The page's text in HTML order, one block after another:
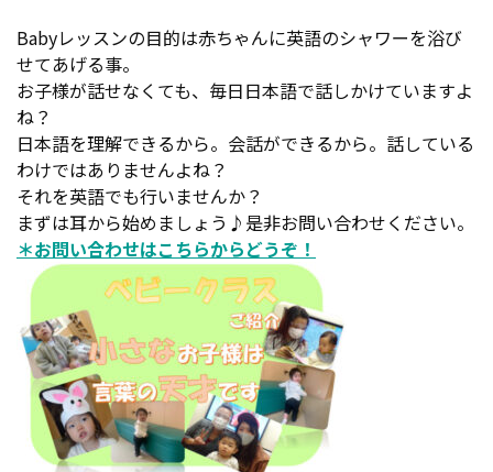
Babyレッスンの目的は赤ちゃんに英語のシャワーを浴び
せてあげる事。
お子様が話せなくても、毎日日本語で話しかけていますよ
ね？
日本語を理解できるから。会話ができるから。話している
わけではありませんよね？
それを英語でも行いませんか？
まずは耳から始めましょう♪是非お問い合わせください。
＊お問い合わせはこちらからどうぞ！